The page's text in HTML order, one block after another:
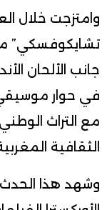
وامتزجت خلال
تشايكوفسكي” مع
جانب الألحان
في حوار موسيقي
مع التراث
الثقافية
وشهد هذا الحدث